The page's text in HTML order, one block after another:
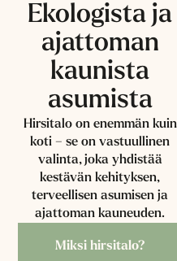
Ekologista ja
ajattoman
kaunista
asumista​
Hirsitalo on enemmän kuin
koti – se on vastuullinen
valinta, joka yhdistää
kestävän kehityksen,
terveellisen asumisen ja
ajattoman kauneuden.
Miksi hirsitalo?